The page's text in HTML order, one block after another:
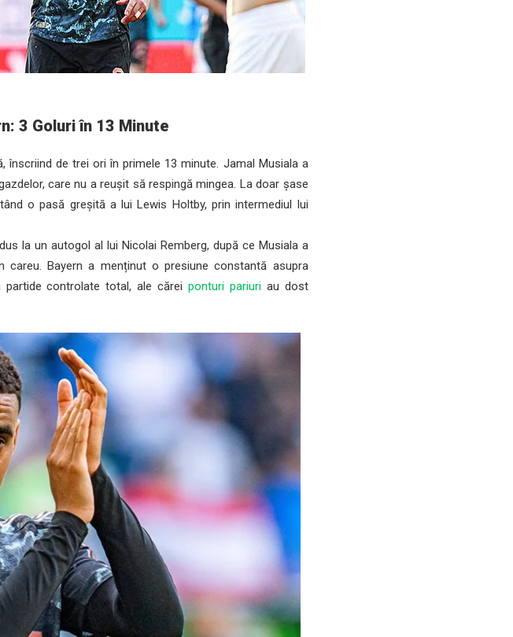
3 Goluri în 13 Minute
de trei ori în primele 13 minute. Jamal Musiala a
care nu a reușit să respingă mingea. La doar șase
o pasă greșită a lui Lewis Holtby, prin intermediul lui
la un autogol al lui Nicolai Remberg, după ce Musiala a
Bayern a menținut o presiune constantă asupra
partide controlate total, ale cărei ponturi pariuriau dost